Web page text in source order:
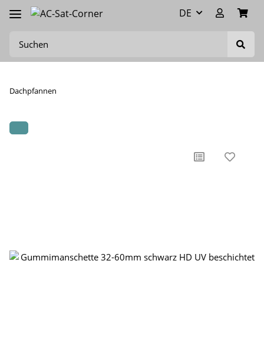
DE
Dachpfannen